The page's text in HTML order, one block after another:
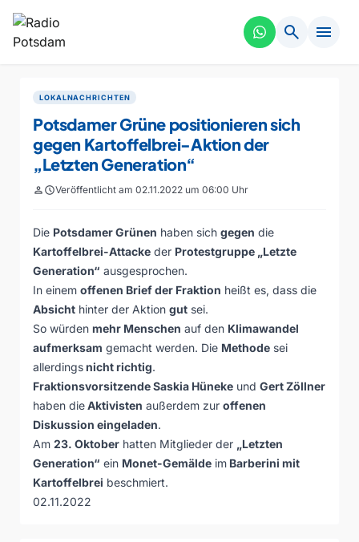
search menu
LOKALNACHRICHTEN
Potsdamer Grüne positionieren sich
gegen Kartoffelbrei-Aktion der
„Letzten Generation“
personscheduleVeröffentlicht am 02.11.2022 um 06:00 Uhr
Die Potsdamer Grünen haben sich gegen die
Kartoffelbrei-Attacke der Protestgruppe „Letzte
Generation“ ausgesprochen.
In einem offenen Brief der Fraktion heißt es, dass die
Absicht hinter der Aktion gut sei.
So würden mehr Menschen auf den Klimawandel
aufmerksam gemacht werden. Die Methode sei
allerdingsnicht richtig.
Fraktionsvorsitzende Saskia Hüneke und Gert Zöllner
haben dieAktivisten außerdem zur offenen
Diskussion eingeladen.
Am 23. Oktober hatten Mitglieder der „Letzten
Generation“ ein Monet-Gemälde im Barberini mit
Kartoffelbrei beschmiert.
02.11.2022